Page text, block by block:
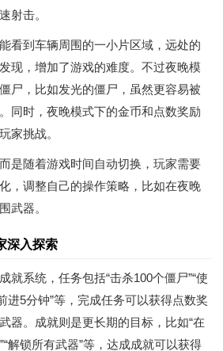
射击。
看到车辆周围的一小片区域，远处的
现，增加了游戏的难度。不过夜晚模
尸，比如发光的僵尸，虽然更容易被
同时，夜晚模式下的金币和点数奖励
家挑战。
是随着游戏时间自动切换，玩家需要
，调整自己的操作策略，比如在夜晚
武器。
深入探索
就系统，任务包括“击杀100个僵尸”“使
进5分钟”等，完成任务可以获得点数奖
器。成就则是更长期的目标，比如“在
解锁所有武器”等，达成成就可以获得